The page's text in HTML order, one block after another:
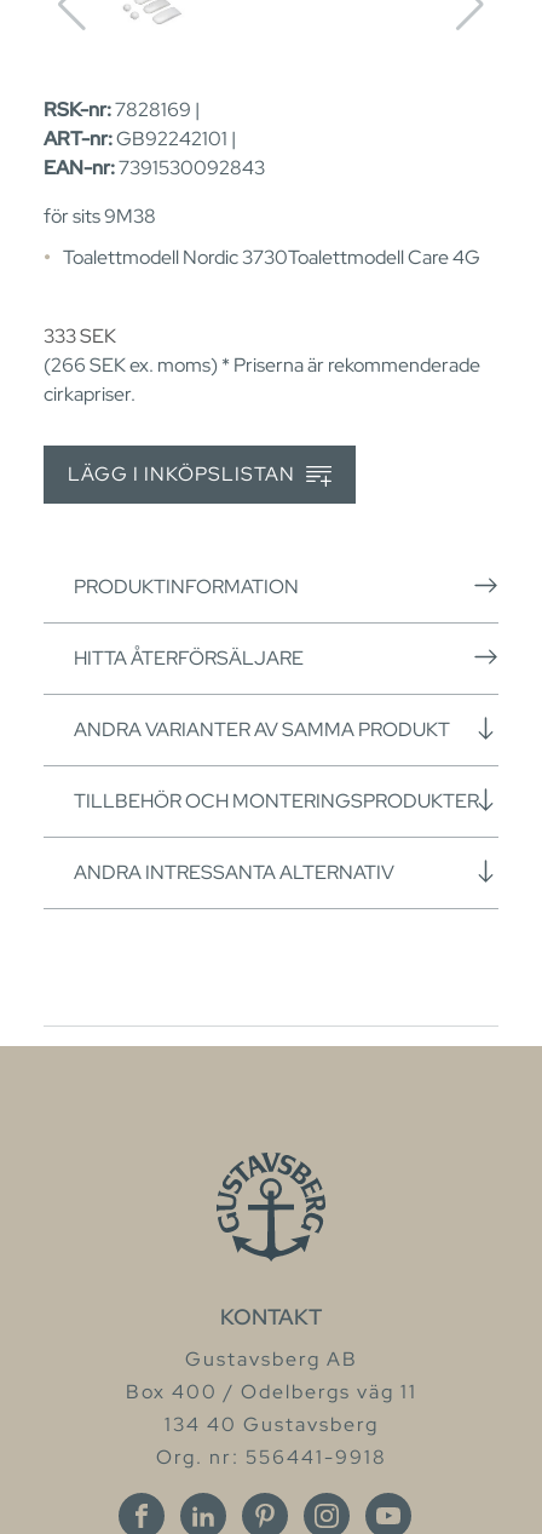
RSK-nr:7828169 |
ART-nr:GB92242101 |
EAN-nr:7391530092843
för sits 9M38
Toalettmodell Nordic 3730Toalettmodell Care 4G
333SEK
(266SEKex. moms) * Priserna är rekommenderade
cirkapriser.
LÄGG I INKÖPSLISTAN
PRODUKTINFORMATION
HITTA ÅTERFÖRSÄLJARE
ANDRA VARIANTER AV SAMMA PRODUKT
TILLBEHÖR OCH MONTERINGSPRODUKTER
ANDRA INTRESSANTA ALTERNATIV
KONTAKT
Gustavsberg AB
Box 400 / Odelbergs väg 11
134 40 Gustavsberg
Org. nr: 556441-9918